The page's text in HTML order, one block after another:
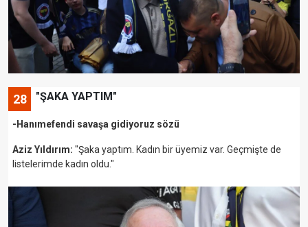
28 "ŞAKA YAPTIM"
-Hanımefendi savaşa gidiyoruz sözü
Aziz Yıldırım: "Şaka yaptım. Kadın bir üyemiz var. Geçmişte de
listelerimde kadın oldu."